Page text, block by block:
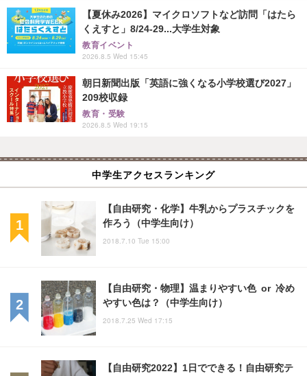
【夏休み2026】マイクロソフトなど訪問「はたら
くえすと」8/24-29...大学生対象
教育イベント
2026.8.5 Wed 15:45
朝日新聞出版「英語に強くなる小学校選び2027」
209校収録
教育・受験
2026.8.5 Wed 19:15
中学生アクセスランキング
【自由研究・化学】牛乳からプラスチックを
作ろう（中学生向け）
2018.7.10 Tue 15:00
【自由研究・物理】温まりやすい色 or 冷め
やすい色は？（中学生向け）
2018.7.25 Wed 17:15
【自由研究2022】1日でできる！自由研究テ